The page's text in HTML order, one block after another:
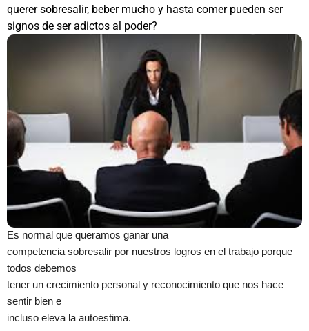
querer sobresalir, beber mucho y hasta comer pueden ser
signos de ser adictos al poder?
Es normal que queramos ganar una
competencia sobresalir por nuestros logros en el trabajo porque
todos debemos
tener un crecimiento personal y reconocimiento que nos hace
sentir bien e
incluso eleva la autoestima.